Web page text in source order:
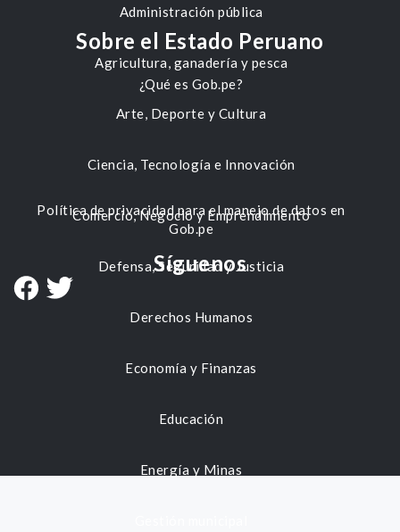
Administración pública
Agricultura, ganadería y pesca
Arte, Deporte y Cultura
Ciencia, Tecnología e Innovación
Comercio, Negocio y Emprendimiento
Defensa, Seguridad y Justicia
Derechos Humanos
Economía y Finanzas
Educación
Energía y Minas
Sobre el Estado Peruano
¿Qué es Gob.pe?
Política de privacidad para el manejo de datos en
Gob.pe
Síguenos